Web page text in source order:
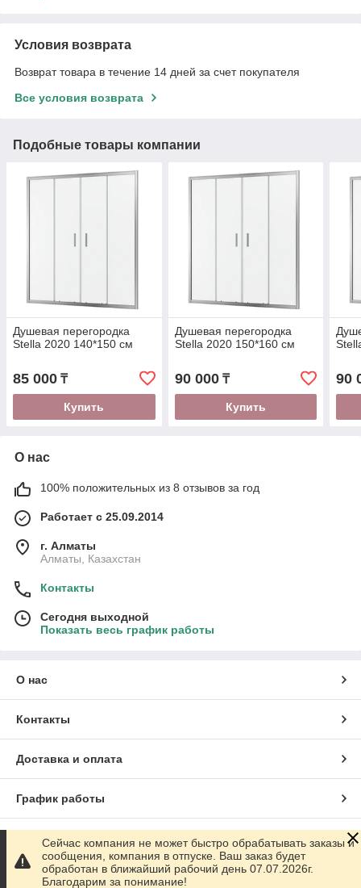
Условия возврата
Возврат товара в течение 14 дней за счет покупателя
Все условия возврата
Подобные товары компании
Душевая перегородка
Stella 2020 140*150 см
85 000 ₸
Купить
Душевая перегородка
Stella 2020 150*160 см
90 000₸
Купить
90
О нас
100% положительных из 8 отзывов за год
Работает с 25.09.2014
г. Алматы
Алматы, Казахстан
Контакты
Сегодня выходной
Показать весь график работы
О нас
Контакты
Доставка и оплата
График работы
Полная версия сайта
Сайт создан на маркетплейсе Satu.kz
Сейчас компания не может быстро обрабатывать заказы и
сообщения, компания в отпуске. Ваш заказ будет
обработан в ближайший рабочий день 07.07.2026г.
Благодарим за понимание!